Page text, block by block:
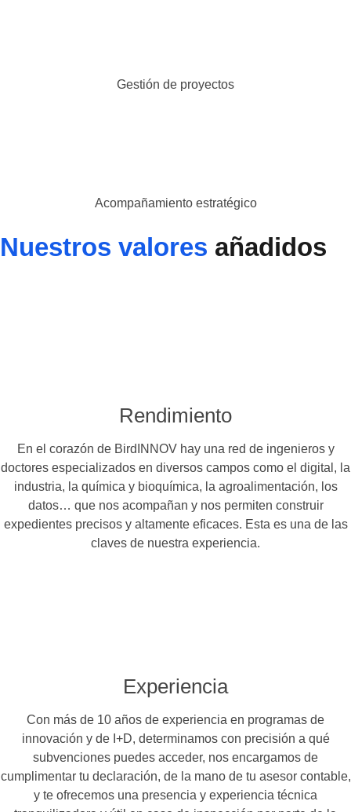
Gestión de proyectos
Acompañamiento estratégico
Nuestros valores añadidos
Rendimiento
En el corazón de BirdINNOV hay una red de ingenieros y
doctores especializados en diversos campos como el digital, la
industria, la química y bioquímica, la agroalimentación, los
datos… que nos acompañan y nos permiten construir
expedientes precisos y altamente eficaces. Esta es una de las
claves de nuestra experiencia.
Experiencia
Con más de 10 años de experiencia en programas de
innovación y de I+D, determinamos con precisión a qué
subvenciones puedes acceder, nos encargamos de
cumplimentar tu declaración, de la mano de tu asesor contable,
y te ofrecemos una presencia y experiencia técnica